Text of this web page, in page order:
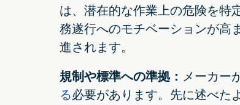
は、潜在的な作業上の危険を特
務遂行へのモチベーションが高
進されます。
規制や標準への準拠： メーカー
る必要があります。先に述べた